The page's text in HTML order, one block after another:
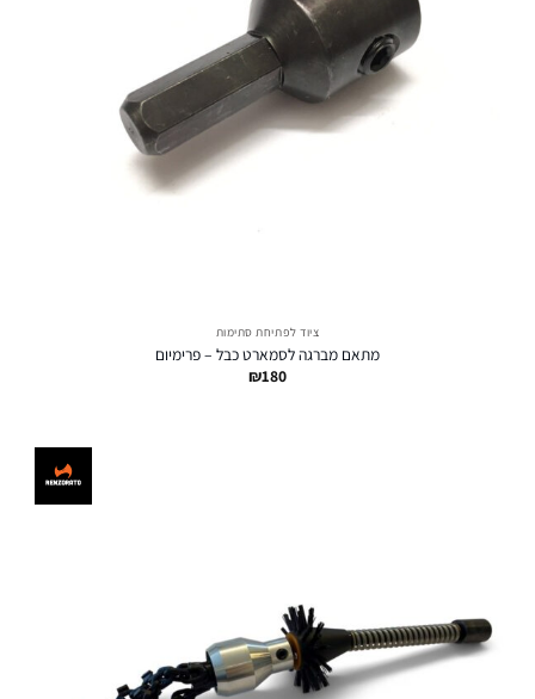
ציוד לפתיחת סתימות
מתאם מברגה לסמארט כבל – פרימיום
₪180